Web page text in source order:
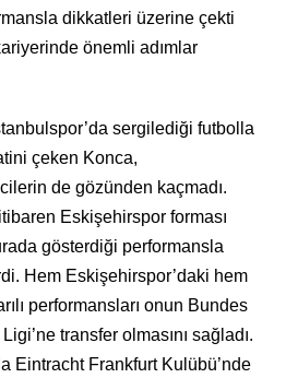
dikkatleri üzerine çekti
önemli adımlar
sergilediği futbolla
çeken Konca,
de gözünden kaçmadı.
Eskişehirspor forması
gösterdiği performansla
Hem Eskişehirspor’daki hem
performansları onun Bundes
transfer olmasını sağladı.
Eintracht Frankfurt Kulübü’nde